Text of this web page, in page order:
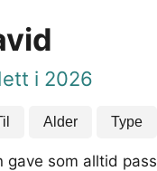
i 2026
Alder Type
gave som alltid